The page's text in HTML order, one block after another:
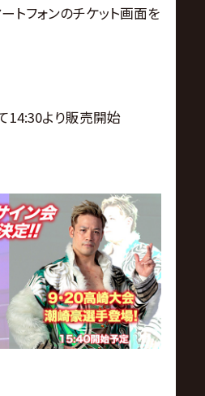
フォンのチケット画面を
14:30より販売開始